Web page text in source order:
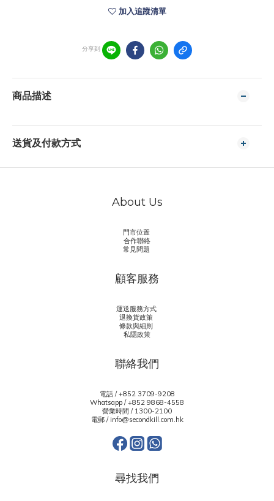
加入追蹤清單
分享到
商品描述
送貨及付款方式
About Us
門市位置
合作聯絡
常見問題
顧客服務
運送服務方式
退換貨政策
條款與細則
私隱政策
聯絡我們
電話 / +852 3709-9208
Whatsapp /+852 9868-4558
營業時間 / 1300-2100
電郵 / info@secondkill.com.hk
尋找我們